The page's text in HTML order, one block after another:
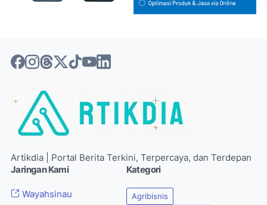
Artikdia | Portal Berita Terkini, Terpercaya, dan Terdepan
Jaringan Kami
Wayahsinau
Kategori
Agribisnis